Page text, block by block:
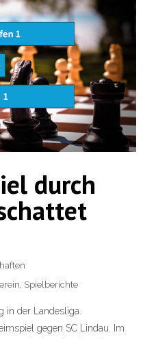
durch
, Spielberichte
in der Landesliga.
gegen SC Lindau. Im